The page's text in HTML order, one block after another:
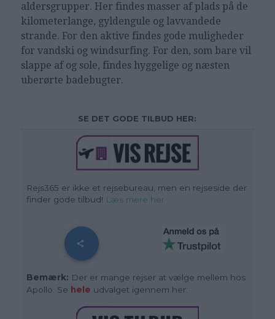
aldersgrupper. Her findes masser af plads på de
kilometerlange, gyldengule og lavvandede
strande. For den aktive findes gode muligheder
for vandski og windsurfing. For den, som bare vil
slappe af og sole, findes hyggelige og næsten
uberørte badebugter.
SE DET GODE TILBUD HER:
Rejs365 er ikke et rejsebureau, men en rejseside der
finder gode tilbud! Læs mere her
Bemærk: Der er mange rejser at vælge mellem hos
Apollo. Se hele udvalget igennem her: